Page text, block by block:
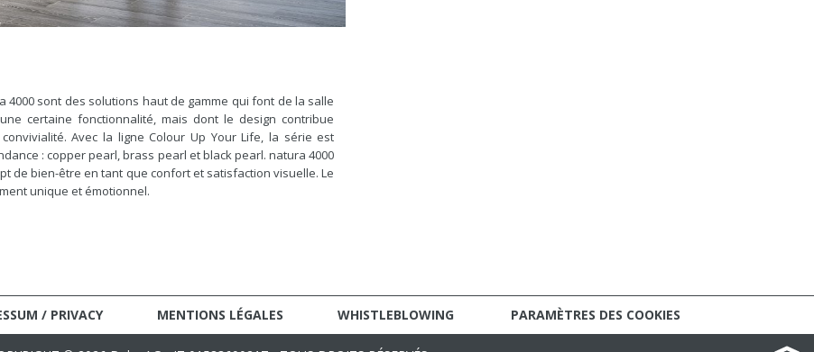
4000 sont des solutions haut de gamme qui font de la salle
certaine fonctionnalité, mais dont le design contribue
Avec la ligne Colour Up Your Life, la série est
: copper pearl, brass pearl et black pearl. natura 4000
de bien-être en tant que confort et satisfaction visuelle. Le
unique et émotionnel.
/ PRIVACY MENTIONS LÉGALES WHISTLEBLOWING PARAMÈTRES DES COOKIES